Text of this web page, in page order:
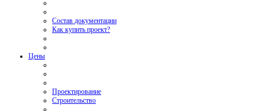
Состав документации
Как купить проект?
Цены
Проектирование
Строительство